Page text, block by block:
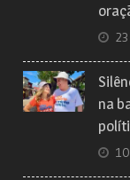
na